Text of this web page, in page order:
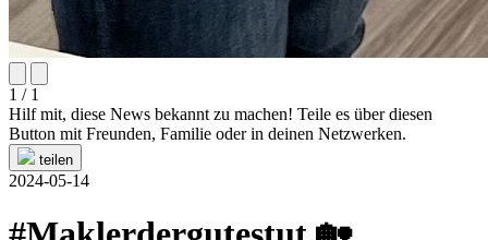
1 / 1
Hilf mit, diese News bekannt zu machen! Teile es über diesen
Button mit Freunden, Familie oder in deinen Netzwerken.
teilen
2024-05-14